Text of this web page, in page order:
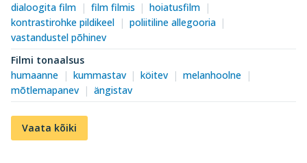
dialoogita film
film filmis
hoiatusfilm
kontrastirohke pildikeel
poliitiline allegooria
vastandustel põhinev
Filmi tonaalsus
humaanne
kummastav köitev
melanhoolne
mõtlemapanev
ängistav
Vaata kõiki